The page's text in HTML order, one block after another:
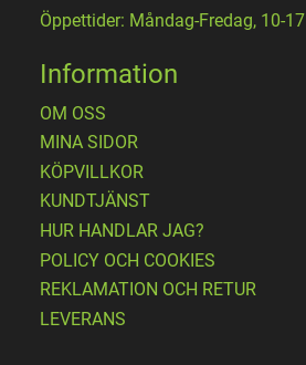
Öppettider: Måndag-Fredag, 10-17
Information
OM OSS
MINA SIDOR
KÖPVILLKOR
KUNDTJÄNST
HUR HANDLAR JAG?
POLICY OCH COOKIES
REKLAMATION OCH RETUR
LEVERANS